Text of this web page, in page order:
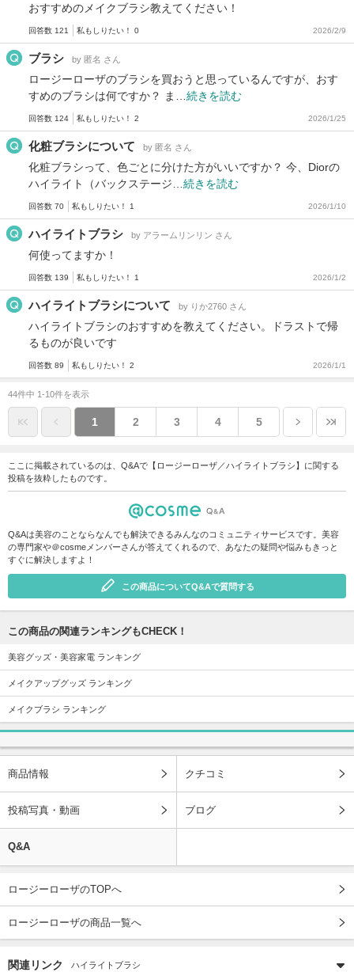
おすすめのメイクブラシ教えてください！
回答数 121 私もしりたい！ 0 2026/2/9
ブラシ by 匿名 さん
ロージーローザのブラシを買おうと思っているんですが、おす
すめのブラシは何ですか？ ま… 続きを読む
回答数 124 私もしりたい！ 2 2026/1/25
化粧ブラシについて by 匿名 さん
化粧ブラシって、色ごとに分けた方がいいですか？ 今、Diorの
ハイライト（バックステージ… 続きを読む
回答数 70 私もしりたい！ 1 2026/1/10
ハイライトブラシ by アラームリンリン さん
何使ってますか！
回答数 139 私もしりたい！ 1 2026/1/2
ハイライトブラシについて by りか2760 さん
ハイライトブラシのおすすめを教えてください。ドラストで帰
るものが良いです
回答数 89 私もしりたい！ 2 2026/1/1
44件中 1-10件を表示
1 2 3 4 5
ここに掲載されているのは、Q&Aで【ロージーローザ／ハイライトブラシ】に関する
投稿を抜粋したものです。
Q&Aは美容のことならなんでも解決できるみんなのコミュニティサービスです。美容
の専門家や＠cosmeメンバーさんが答えてくれるので、あなたの疑問や悩みもきっと
すぐに解決しますよ！
この商品についてQ&Aで質問する
この商品の関連ランキングもCHECK！
美容グッズ・美容家電 ランキング
メイクアップグッズ ランキング
メイクブラシ ランキング
商品情報 クチコミ
投稿写真・動画 ブログ
Q&A
ロージーローザのTOPへ
ロージーローザの商品一覧へ
関連リンク ハイライトブラシ